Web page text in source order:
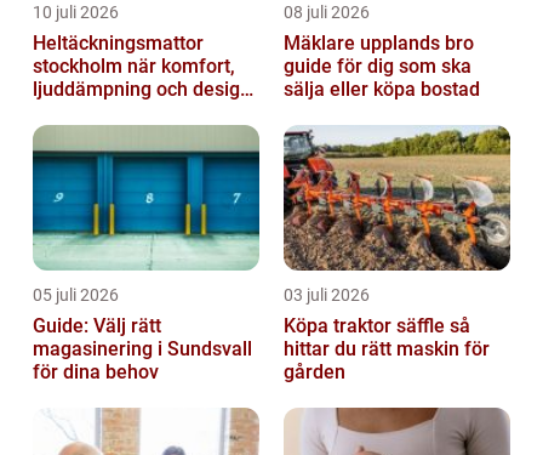
10 juli 2026
Heltäckningsmattor
stockholm när komfort,
ljuddämpning och design
08 juli 2026
Mäklare upplands bro
guide för dig som ska
sälja eller köpa bostad
05 juli 2026
Guide: Välj rätt
magasinering i Sundsvall
för dina behov
03 juli 2026
Köpa traktor säffle så
hittar du rätt maskin för
gården